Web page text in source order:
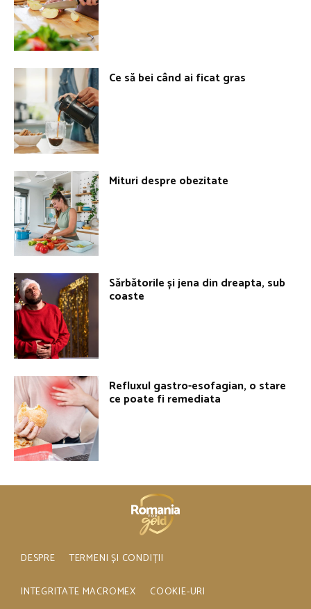
Ce să bei când ai ficat gras
Mituri despre obezitate
Sărbătorile și jena din dreapta, sub
coaste
Refluxul gastro-esofagian, o stare
ce poate fi remediata
DESPRE TERMENI ȘI CONDIȚII
INTEGRITATE MACROMEX COOKIE-URI